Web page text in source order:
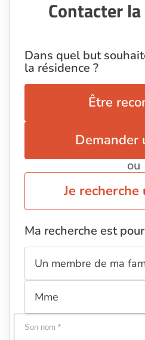
Contacter
Dans quel but
la résidence ?
Être
Demander
ou
Je
Ma recherche est